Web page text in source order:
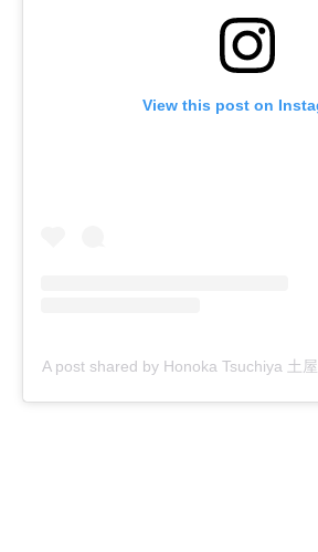
View this post on
A post shared by Honoka Tsuchiya 土